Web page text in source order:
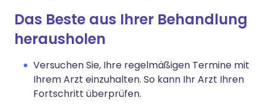
Das Beste aus Ihrer Behandlung
herausholen
Versuchen Sie, Ihre regelmäßigen Termine mit
Ihrem Arzt einzuhalten. So kann Ihr Arzt Ihren
Fortschritt überprüfen.